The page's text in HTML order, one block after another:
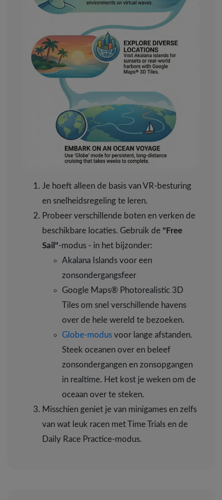
Je hoeft alleen de basis van VR-besturing
en snelheidsregeling te leren.
Probeer verschillende boten en verken de
beschikbare locaties. Gebruik de "Free
Sail"-modus - in het bijzonder:
Akalana Islands voor een
zonsondergangsfeer
Google Maps® Photorealistic 3D
Tiles om snel verschillende havens
over de hele wereld te bezoeken.
Globe-modus voor lange afstanden.
Steek oceanen over en beleef
zonsondergangen en zonsopgangen
in realtime. Het kost je weken om de
oceaan over te steken.
Misschien geniet je van minigames en zelfs
van wat leuk racen met Time Trials en de
Daily Race Practice-modus.